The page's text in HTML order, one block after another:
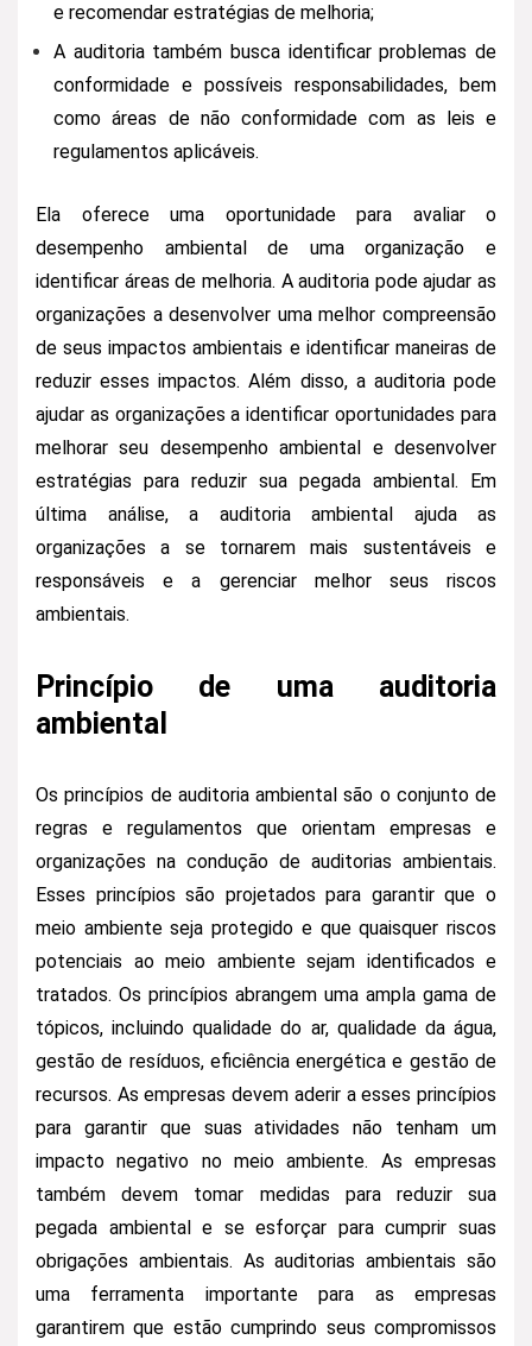
e recomendar estratégias de melhoria;
A auditoria também busca identificar problemas de
conformidade e possíveis responsabilidades, bem
como áreas de não conformidade com as leis e
regulamentos aplicáveis.
Ela oferece uma oportunidade para avaliar o
desempenho ambiental de uma organização e
identificar áreas de melhoria. A auditoria pode ajudar as
organizações a desenvolver uma melhor compreensão
de seus impactos ambientais e identificar maneiras de
reduzir esses impactos. Além disso, a auditoria pode
ajudar as organizações a identificar oportunidades para
melhorar seu desempenho ambiental e desenvolver
estratégias para reduzir sua pegada ambiental. Em
última análise, a auditoria ambiental ajuda as
organizações a se tornarem mais sustentáveis e
responsáveis e a gerenciar melhor seus riscos
ambientais.
Princípio de uma auditoria
ambiental
Os princípios de auditoria ambiental são o conjunto de
regras e regulamentos que orientam empresas e
organizações na condução de auditorias ambientais.
Esses princípios são projetados para garantir que o
meio ambiente seja protegido e que quaisquer riscos
potenciais ao meio ambiente sejam identificados e
tratados. Os princípios abrangem uma ampla gama de
tópicos, incluindo qualidade do ar, qualidade da água,
gestão de resíduos, eficiência energética e gestão de
recursos. As empresas devem aderir a esses princípios
para garantir que suas atividades não tenham um
impacto negativo no meio ambiente. As empresas
também devem tomar medidas para reduzir sua
pegada ambiental e se esforçar para cumprir suas
obrigações ambientais. As auditorias ambientais são
uma ferramenta importante para as empresas
garantirem que estão cumprindo seus compromissos